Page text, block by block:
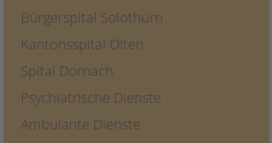
Bürgerspital Solothurn
Kantonsspital Olten
Spital Dornach
Psychiatrische Dienste
Ambulante Dienste